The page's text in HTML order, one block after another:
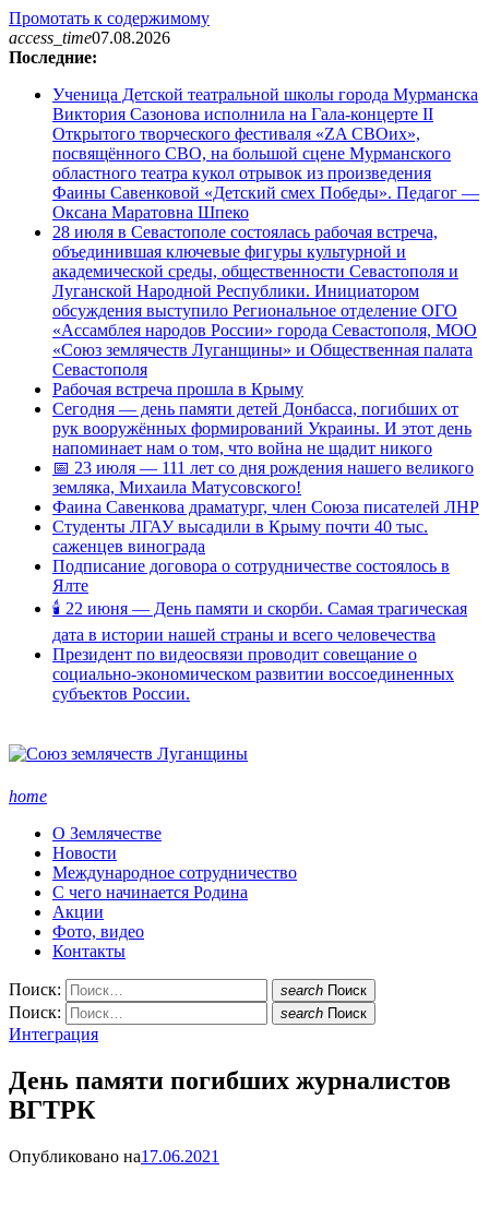
Промотать к содержимому
access_time07.08.2026
Последние:
Ученица Детской театральной школы города Мурманска
Виктория Сазонова исполнила на Гала-концерте II
Открытого творческого фестиваля «ZA СВОих»,
посвящённого СВО, на большой сцене Мурманского
областного театра кукол отрывок из произведения
Фаины Савенковой «Детский смех Победы». Педагог —
Оксана Маратовна Шпеко
28 июля в Севастополе состоялась рабочая встреча,
объединившая ключевые фигуры культурной и
академической среды, общественности Севастополя и
Луганской Народной Республики. Инициатором
обсуждения выступило Региональное отделение ОГО
«Ассамблея народов России» города Севастополя, МОО
«Союз землячеств Луганщины» и Общественная палата
Севастополя
Рабочая встреча прошла в Крыму
Сегодня — день памяти детей Донбасса, погибших от
рук вооружённых формирований Украины. И этот день
напоминает нам о том, что война не щадит никого
📅 23 июля — 111 лет со дня рождения нашего великого
земляка, Михаила Матусовского!
Фаина Савенкова драматург, член Союза писателей ЛНР
Студенты ЛГАУ высадили в Крыму почти 40 тыс.
саженцев винограда
Подписание договора о сотрудничестве состоялось в
Ялте
🕯 22 июня — День памяти и скорби. Самая трагическая
дата в истории нашей страны и всего человечества
Президент по видеосвязи проводит совещание о
социально-экономическом развитии воссоединенных
субъектов России.
home
О Землячестве
Новости
Международное сотрудничество
С чего начинается Родина
Акции
Фото, видео
Контакты
Поиск: search Поиск
Поиск: search Поиск
Интеграция
День памяти погибших журналистов
ВГТРК
Опубликовано на17.06.2021